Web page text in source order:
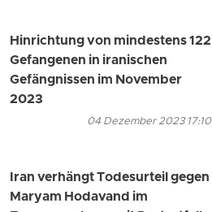
Hinrichtung von mindestens 122
Gefangenen in iranischen
Gefängnissen im November
2023
04 Dezember 2023 17:10
Iran verhängt Todesurteil gegen
Maryam Hodavand im